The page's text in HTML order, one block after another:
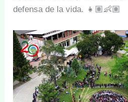
defensa de la vida. 👧🏽👶🏽